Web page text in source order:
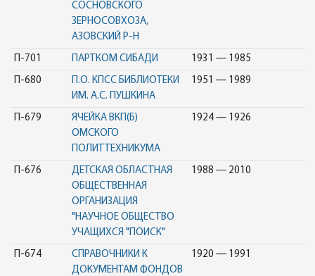
СОСНОВСКОГО
ЗЕРНОСОВХОЗА,
АЗОВСКИЙ Р-Н
П-701 ПАРТКОМ СИБАДИ 1931 — 1985
П-680
П.О. КПСС БИБЛИОТЕКИ
ИМ. А.С. ПУШКИНА
1951 — 1989
П-679
ЯЧЕЙКА ВКП(Б)
ОМСКОГО
ПОЛИТТЕХНИКУМА
1924 — 1926
П-676
ДЕТСКАЯ ОБЛАСТНАЯ
ОБЩЕСТВЕННАЯ
ОРГАНИЗАЦИЯ
"НАУЧНОЕ ОБЩЕСТВО
УЧАЩИХСЯ "ПОИСК"
1988 — 2010
П-674
СПРАВОЧНИКИ К
ДОКУМЕНТАМ ФОНДОВ
1920 — 1991